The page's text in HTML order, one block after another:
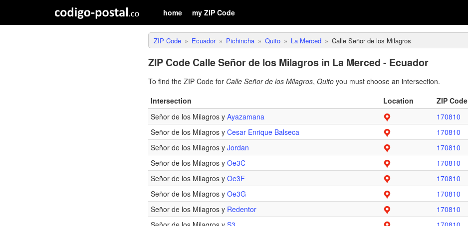
home my ZIP Code
ZIP Code Ecuador Pichincha Quito La Merced Calle Señor de los Milagros
ZIP Code Calle Señor de los Milagros in La Merced - Ecuador
To find the ZIP Code for Calle Señor de los Milagros, Quito you must choose an intersection.
Intersection
Location ZIP Code
Señor de los Milagros y Ayazamana
170810
Señor de los Milagros y Cesar Enrique Balseca
170810
Señor de los Milagros y Jordan
170810
Señor de los Milagros y Oe3C
170810
Señor de los Milagros y Oe3F
170810
Señor de los Milagros y Oe3G
170810
Señor de los Milagros y Redentor
170810